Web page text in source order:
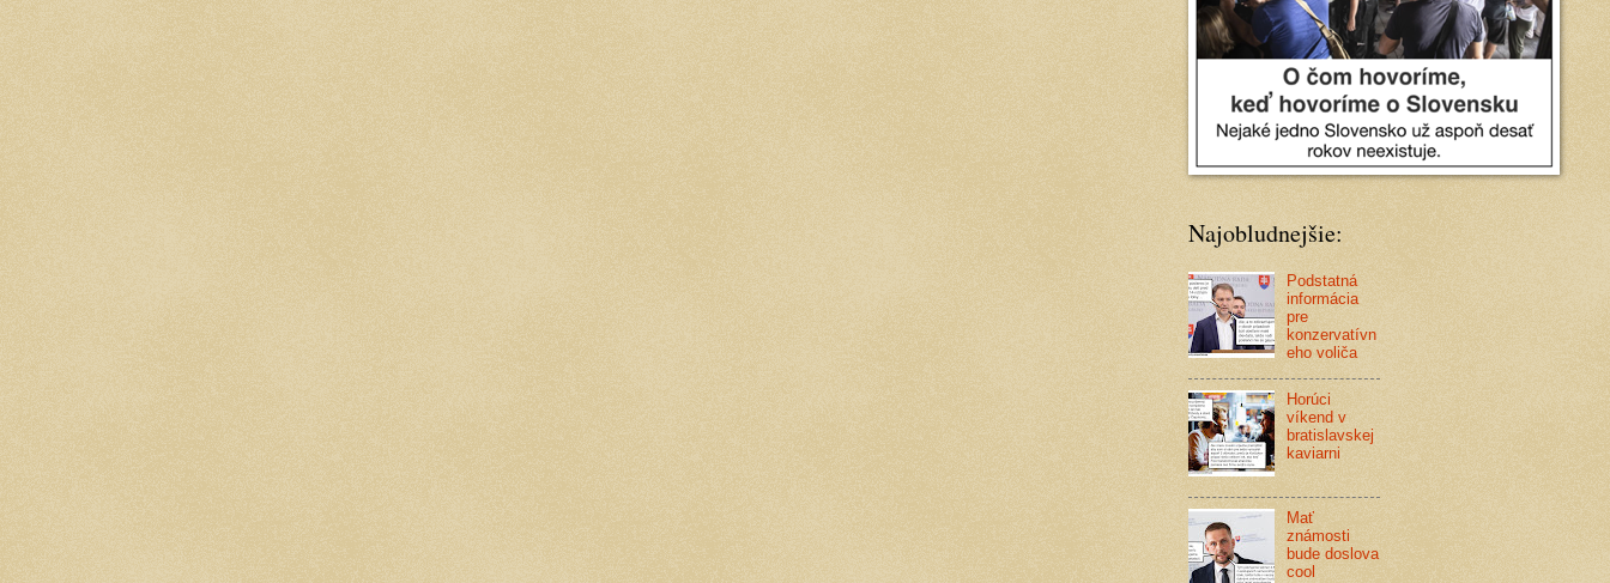
Najobludnejšie:
Podstatná
informácia
pre
konzervatívn
eho voliča
Horúci
víkend v
bratislavskej
kaviarni
Mať
známosti
bude doslova
cool